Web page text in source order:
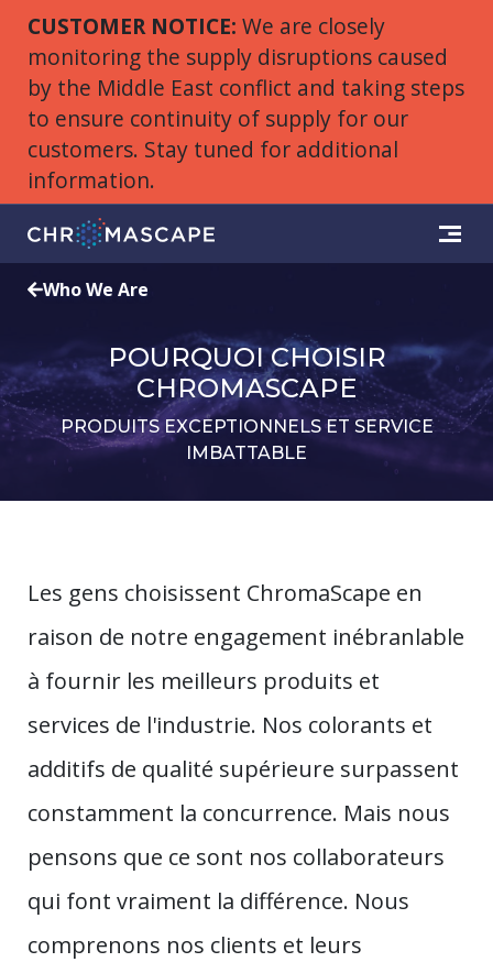
CUSTOMER NOTICE: We are closely
monitoring the supply disruptions caused
by the Middle East conflict and taking steps
to ensure continuity of supply for our
customers. Stay tuned for additional
information.
Who We Are
POURQUOI CHOISIR
CHROMASCAPE
PRODUITS EXCEPTIONNELS ET SERVICE
IMBATTABLE
Les gens choisissent ChromaScape en
raison de notre engagement inébranlable
à fournir les meilleurs produits et
services de l'industrie. Nos colorants et
additifs de qualité supérieure surpassent
constamment la concurrence. Mais nous
pensons que ce sont nos collaborateurs
qui font vraiment la différence. Nous
comprenons nos clients et leurs